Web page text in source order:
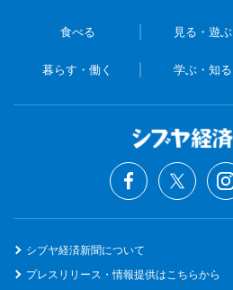
食べる 見る・遊ぶ
暮らす・働く 学ぶ・知る
シブヤ経済新聞について
プレスリリース・情報提供はこちらから